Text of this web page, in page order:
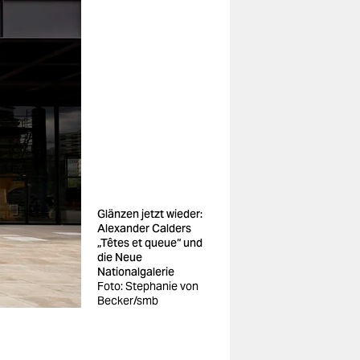
Glänzen jetzt wieder:
Alexander Calders
„Têtes et queue“ und
die Neue
Nationalgalerie
Foto: Stephanie von
Becker/smb